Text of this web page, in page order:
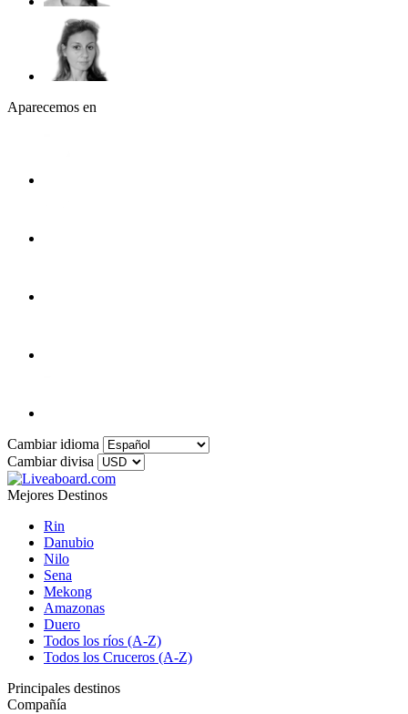
Aparecemos en
Cambiar idioma
Cambiar divisa
Mejores Destinos
Rin
Danubio
Nilo
Sena
Mekong
Amazonas
Duero
Todos los ríos (A-Z)
Todos los Cruceros (A-Z)
Principales destinos
Compañía